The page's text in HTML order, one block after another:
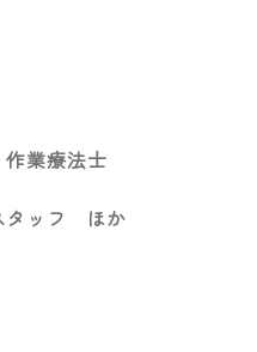
作業療法士
タッフ ほか